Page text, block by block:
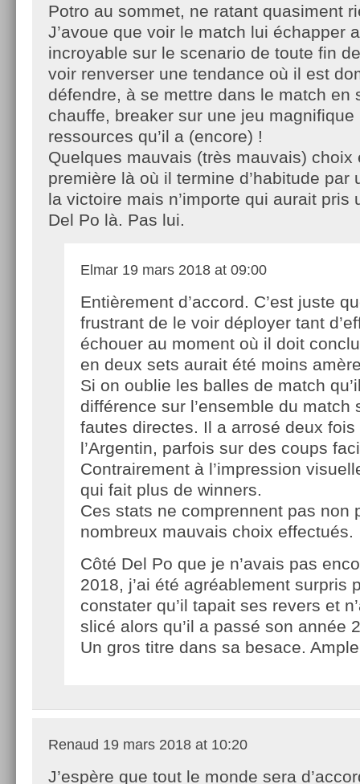
Potro au sommet, ne ratant quasiment
J’avoue que voir le match lui échapper
incroyable sur le scenario de toute fin
voir renverser une tendance où il est
défendre, à se mettre dans le match en
chauffe, breaker sur une jeu
ressources qu’il a (encore) !
Quelques mauvais (très mauvais) choix
première là où il termine d’habitude par
la victoire mais n’importe qui aurait pris
Del Po là. Pas lui.
Elmar 19 mars 2018 at 09:00
Entièrement d’accord. C’est juste
frustrant de le voir déployer tant
échouer au moment où il doit
en deux sets aurait été moins
Si on oublie les balles de match
différence sur l’ensemble du match
fautes directes. Il a arrosé deux fois
l’Argentin, parfois sur des coups
Contrairement à l’impression
qui fait plus de winners.
Ces stats ne comprennent pas non
nombreux mauvais choix effectués.
Côté Del Po que je n’avais pas
2018, j’ai été agréablement surpris
constater qu’il tapait ses revers et
slicé alors qu’il a passé son année
Un gros titre dans sa besace.
Renaud 19 mars 2018 at 10:20
J’espère que tout le monde sera